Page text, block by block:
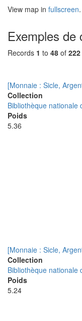
View map in fullscreen.
Exemples de
Records 1 to 48 of 222
[Monnaie : Sicle,
Collection
Bibliothèque nationale
Poids
5.36
[Monnaie : Sicle,
Collection
Bibliothèque nationale
Poids
5.24